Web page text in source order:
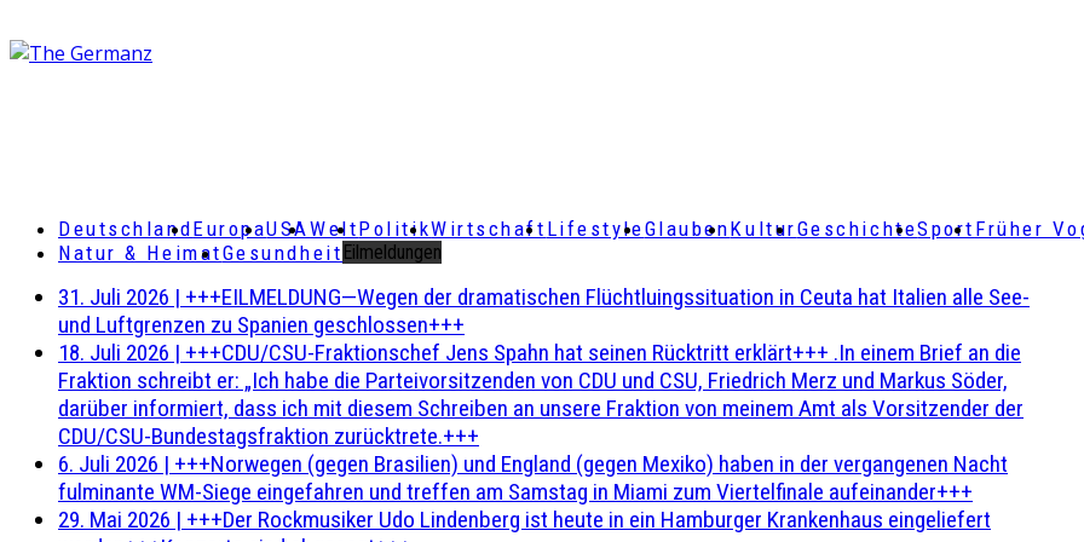
DeutschlandEuropaUSAWeltPolitikWirtschaft LifestyleGlaubenKulturGeschichteSport Früher
Natur & HeimatGesundheit Eilmeldungen
31. Juli 2026 | +++EILMELDUNG—Wegen der dramatischen Flüchtluingssituation in Ceuta hat Italien alle See-
und Luftgrenzen zu Spanien geschlossen+++
18. Juli 2026 | +++CDU/CSU-Fraktionschef Jens Spahn hat seinen Rücktritt erklärt+++ .In einem Brief an die
Fraktion schreibt er: „Ich habe die Parteivorsitzenden von CDU und CSU, Friedrich Merz und Markus Söder,
darüber informiert, dass ich mit diesem Schreiben an unsere Fraktion von meinem Amt als Vorsitzender der
CDU/CSU-Bundestagsfraktion zurücktrete.+++
6. Juli 2026 | +++Norwegen (gegen Brasilien) und England (gegen Mexiko) haben in der vergangenen Nacht
fulminante WM-Siege eingefahren und treffen am Samstag in Miami zum Viertelfinale aufeinander+++
29. Mai 2026 | +++Der Rockmusiker Udo Lindenberg ist heute in ein Hamburger Krankenhaus eingeliefert